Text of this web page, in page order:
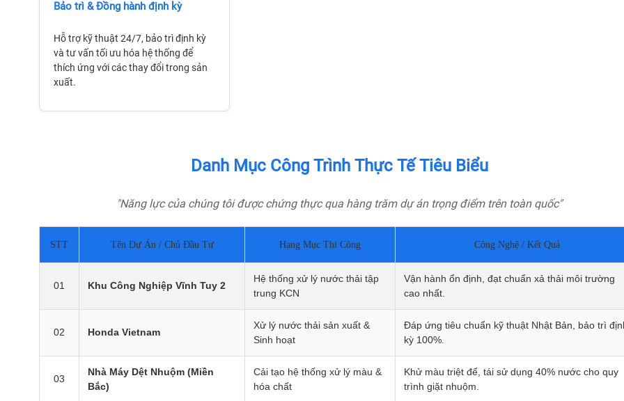
Bảo trì & Đồng hành định kỳ
Hỗ trợ kỹ thuật 24/7, bảo trì định kỳ
và tư vấn tối ưu hóa hệ thống để
thích ứng với các thay đổi trong sản
xuất.
Danh Mục Công Trình Thực Tế Tiêu Biểu
"Năng lực của chúng tôi được chứng thực qua hàng trăm dự án trọng điểm trên toàn quốc"
STT Tên Dự Án / Chủ Đầu Tư Hạng Mục Thi Công Công Nghệ / Kết Quả
01 Khu Công Nghiệp Vĩnh Tuy 2
Hệ thống xử lý nước thải tập
trung KCN
Vận hành ổn định, đạt chuẩn xả thải môi trường
cao nhất.
02 Honda Vietnam
Xử lý nước thải sản xuất &
Sinh hoạt
Đáp ứng tiêu chuẩn kỹ thuật Nhật Bản, bảo trì
kỳ 100%.
03
Nhà Máy Dệt Nhuộm (Miền
Bắc)
Cải tạo hệ thống xử lý màu &
hóa chất
Khử màu triệt để, tái sử dụng 40% nước cho quy
trình giặt nhuộm.
dưới. Chúng tôi sẽ liên hệ ngay và báo giá thương mại
Số điện thoại*
Yêu cầu báo giá